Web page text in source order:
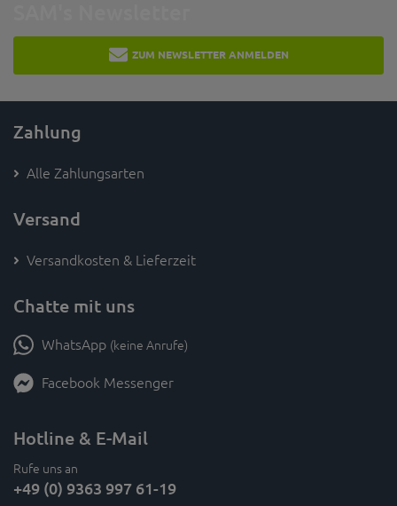
ZUM NEWSLETTER ANMELDEN
Zahlung
Alle Zahlungsarten
Versand
Versandkosten & Lieferzeit
Chatte mit uns
WhatsApp (keine Anrufe)
Facebook Messenger
Hotline & E-Mail
Rufe uns an
+49 (0) 9363 997 61-19